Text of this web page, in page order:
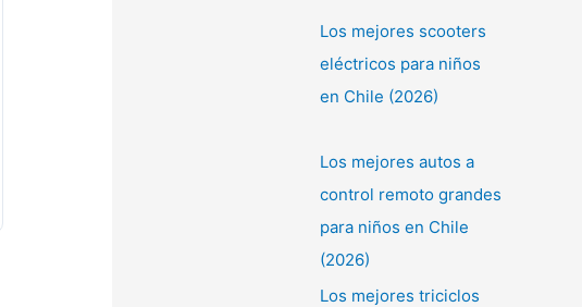
Los mejores scooters
eléctricos para niños
en Chile (2026)
Los mejores autos a
control remoto grandes
para niños en Chile
(2026)
Los mejores triciclos